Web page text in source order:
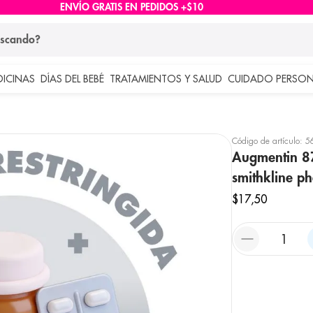
ENVÍO GRATIS EN PEDIDOS +$10
DÍAS DEL BEBÉ TRATAMIENTOS Y SALUD CUIDADO
Código de artículo:
Augmentin
smithkline
$17,50
buscados